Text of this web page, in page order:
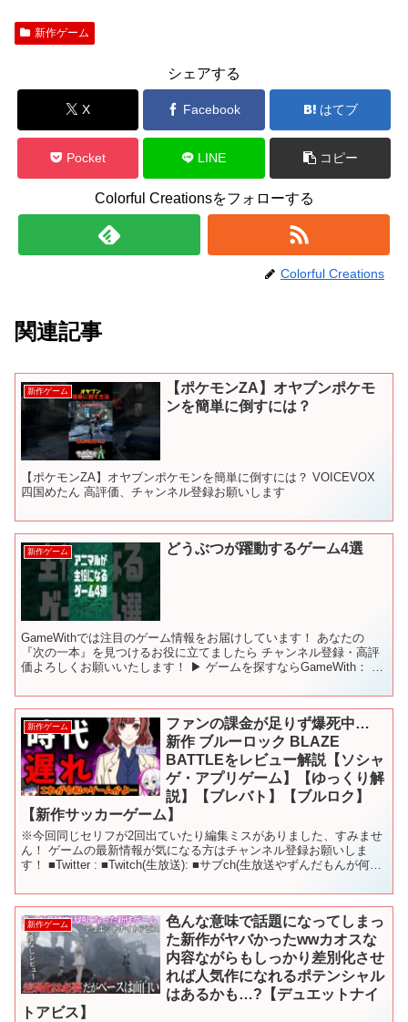
新作ゲーム
シェアする
X Facebook はてブ
Pocket LINE コピー
Colorful Creationsをフォローする
Colorful Creations
関連記事
新作ゲーム
【ポケモンZA】オヤブンポケモ
ンを簡単に倒すには？
【ポケモンZA】オヤブンポケモンを簡単に倒すには？ VOICEVOX
四国めたん 高評価、チャンネル登録お願いします
新作ゲーム どうぶつが躍動するゲーム4選
GameWithでは注目のゲーム情報をお届けしています！ あなたの
『次の一本』を見つけるお役に立てましたら チャンネル登録・高評
価よろしくお願いいたします！ ▶ ゲームを探すならGameWith： ※
新作ゲーム
ファンの課金が足りず爆死中…
新作 ブルーロック BLAZE
BATTLEをレビュー解説【ソシャ
ゲ・アプリゲーム】【ゆっくり解
説】【ブレバト】【ブルロク】
【新作サッカーゲーム】
※今回同じセリフが2回出ていたり編集ミスがありました、すみませ
ん！ ゲームの最新情報が気になる方はチャンネル登録お願いしま
す！ ■Twitter : ■Twitch(生放送): ■サブch(生放送やずんだもんが何か
新作ゲーム
色んな意味で話題になってしまっ
た新作がヤバかったwwカオスな
内容ながらもしっかり差別化させ
れば人気作になれるポテンシャル
はあるかも…?【デュエットナイ
トアビス】